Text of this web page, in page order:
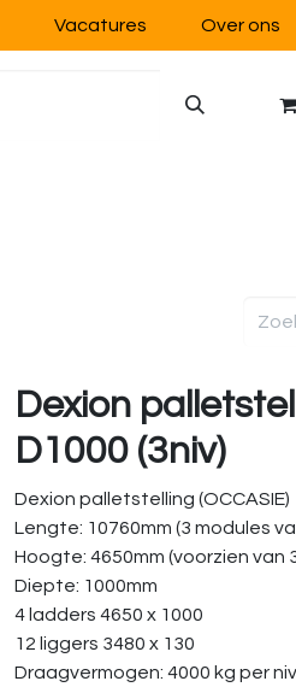
Vacatures Over ons
Dexion
D1000 (3niv)
Dexion palletstelling (OCCASIE)
Lengte: 10760mm (3 modules
Hoogte: 4650mm (voorzien van
Diepte: 1000mm
4 ladders 4650 x 1000
12 liggers 3480 x 130
Draagvermogen: 4000 kg per